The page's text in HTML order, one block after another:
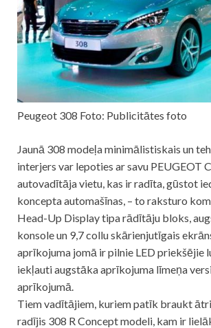
Peugeot 308 Foto: Publicitātes foto
Jaunā 308 modeļa minimālistiskais un
interjers var lepoties ar savu PEUGEOT
autovadītāja vietu, kas ir radīta, gūstot
koncepta automašīnas, – to raksturo
Head-Up Display tipa rādītāju bloks,
konsole un 9,7 collu skārienjutīgais
aprīkojuma jomā ir pilnie LED priekšējie
iekļauti augstāka aprīkojuma līmeņa
aprīkojumā.
Tiem vadītājiem, kuriem patīk braukt
radījis 308 R Concept modeli, kam ir